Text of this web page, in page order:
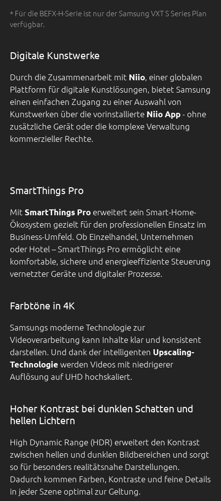
* Für die BEFX-H-Serie ist nur der Samsung VXT S Series Plan
verfügbar.
Digitale Kunstwerke
Durch die Zusammenarbeit mit Niio, einer globalen
Plattform für digitale Kunstlösungen, bietet Samsung
einen einfachen Zugang zu einer Auswahl von
Kunstwerken über die vorinstallierte Niio App- ohne
zusätzliche Gerät oder die komplexe Verwaltung
kommerzieller Rechte.
SmartThings Pro
Mit SmartThings Pro erweitert sein Smart-Home-
Ökosystem gezielt für den professionellen Einsatz im
Business-Umfeld. Ob Einzelhandel, Unternehmen
oder Hotel – SmartThings Pro ermöglicht eine
komfortable, sichere und energieeffiziente Steuerung
vernetzter Geräte und digitaler Prozesse.
Farbtöne in 4K
Samsungs moderne Technologie zur
Videoverarbeitung kann Inhalte klar und konsistent
darstellen. Und dank der intelligenten Upscaling-
Technologiewerden Videos mit niedrigerer
Auflösung auf UHD hochskaliert.
Hoher Kontrast bei dunklen Schatten und
hellen Lichtern
High Dynamic Range (HDR) erweitert den Kontrast
zwischen hellen und dunklen Bildbereichen und sorgt
so für besonders realitätsnahe Darstellungen.
Dadurch kommen Farben, Kontraste und feine Details
in jeder Szene optimal zur Geltung.